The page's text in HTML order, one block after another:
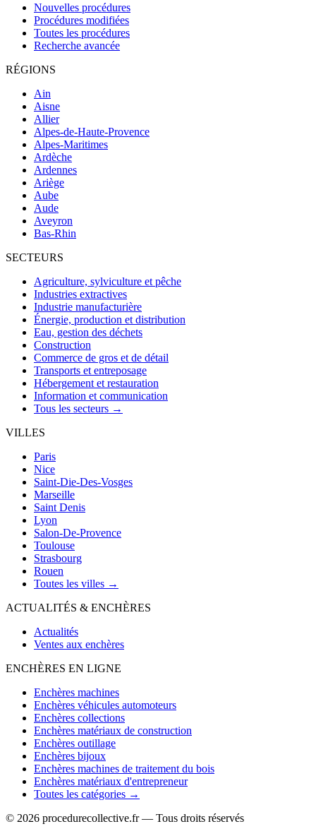
Nouvelles procédures
Procédures modifiées
Toutes les procédures
Recherche avancée
RÉGIONS
Ain
Aisne
Allier
Alpes-de-Haute-Provence
Alpes-Maritimes
Ardèche
Ardennes
Ariège
Aube
Aude
Aveyron
Bas-Rhin
SECTEURS
Agriculture, sylviculture et pêche
Industries extractives
Industrie manufacturière
Énergie, production et distribution
Eau, gestion des déchets
Construction
Commerce de gros et de détail
Transports et entreposage
Hébergement et restauration
Information et communication
Tous les secteurs →
VILLES
Paris
Nice
Saint-Die-Des-Vosges
Marseille
Saint Denis
Lyon
Salon-De-Provence
Toulouse
Strasbourg
Rouen
Toutes les villes →
ACTUALITÉS & ENCHÈRES
Actualités
Ventes aux enchères
ENCHÈRES EN LIGNE
Enchères machines
Enchères véhicules automoteurs
Enchères collections
Enchères matériaux de construction
Enchères outillage
Enchères bijoux
Enchères machines de traitement du bois
Enchères matériaux d'entrepreneur
Toutes les catégories →
© 2026 procedurecollective.fr — Tous droits réservés